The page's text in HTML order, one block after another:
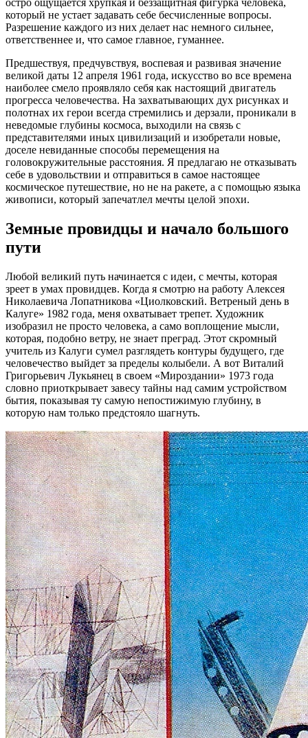
который не устает задавать себе бесчисленные вопросы.
Разрешение каждого из них делает нас немного сильнее,
ответственнее и, что самое главное, гуманнее.
Предшествуя, предчувствуя, воспевая и развивая значение
великой даты 12 апреля 1961 года, искусство во все времена
наиболее смело проявляло себя как настоящий двигатель
прогресса человечества. На захватывающих дух рисунках и
полотнах их герои всегда стремились и дерзали, проникали в
неведомые глубины космоса, выходили на связь с
представителями иных цивилизаций и изобретали новые,
доселе невиданные способы перемещения на
головокружительные расстояния. Я предлагаю не отказывать
себе в удовольствии и отправиться в самое настоящее
космическое путешествие, но не на ракете, а с помощью языка
живописи, который запечатлел мечты целой эпохи.
Земные провидцы и начало большого
пути
Любой великий путь начинается с идеи, с мечты, которая
зреет в умах провидцев. Когда я смотрю на работу Алексея
Николаевича Лопатникова «Циолковский. Ветреный день в
Калуге» 1982 года, меня охватывает трепет. Художник
изобразил не просто человека, а само воплощение мысли,
которая, подобно ветру, не знает преград. Этот скромный
учитель из Калуги сумел разглядеть контуры будущего, где
человечество выйдет за пределы колыбели. А вот Виталий
Григорьевич Лукьянец в своем «Мироздании» 1973 года
словно приоткрывает завесу тайны над самим устройством
бытия, показывая ту самую непостижимую глубину, в
которую нам только предстояло шагнуть.